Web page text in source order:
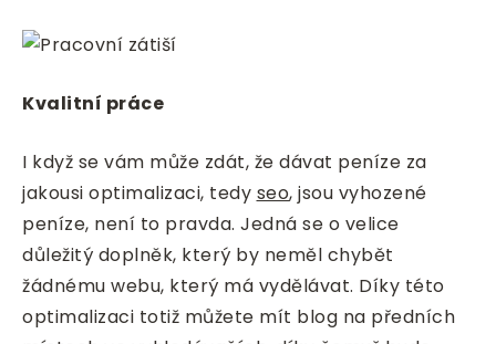
Kvalitní práce
I když se vám může zdát, že dávat peníze za
jakousi optimalizaci, tedy seo, jsou vyhozené
peníze, není to pravda. Jedná se o velice
důležitý doplněk, který by neměl chybět
žádnému webu, který má vydělávat. Díky této
optimalizaci totiž můžete mít blog na předních